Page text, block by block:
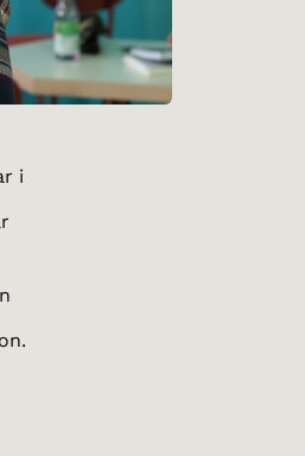
i